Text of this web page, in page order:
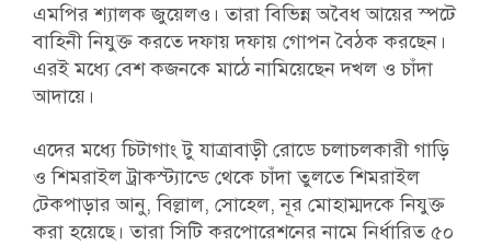
এমপির শ্যালক জুয়েলও। তারা বিভিন্ন অবৈধ আয়ের স্পটে
বাহিনী নিযুক্ত করতে দফায় দফায় গোপন বৈঠক করছেন।
এরই মধ্যে বেশ কজনকে মাঠে নামিয়েছেন দখল ও চাঁদা
আদায়ে।
এদের মধ্যে চিটাগাং টু যাত্রাবাড়ী রোডে চলাচলকারী গাড়ি
ও শিমরাইল ট্রাকস্ট্যান্ডে থেকে চাঁদা তুলতে শিমরাইল
টেকপাড়ার আনু, বিল্লাল, সোহেল, নূর মোহাম্মদকে নিযুক্ত
করা হয়েছে। তারা সিটি করপোরেশনের নামে নির্ধারিত ৫০